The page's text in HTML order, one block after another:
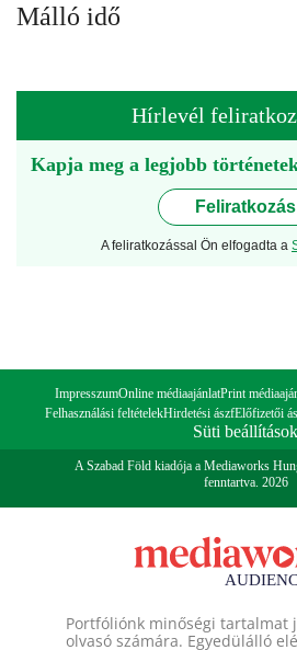
Málló idő
Hírlevél
Kapja meg a legjobb
Feliratkozás
A feliratkozással Ön elfogadta a
ImpresszumOnline médiaajánlatPrint
Felhasználási feltételekHirdetési ászfElőfizetői
Süti beállítások
A Szabad Föld kiadója a Mediaworks
fenntartva. 2026
Portfóliónk minőségi tartalmat
olvasó számára. Egyedülálló